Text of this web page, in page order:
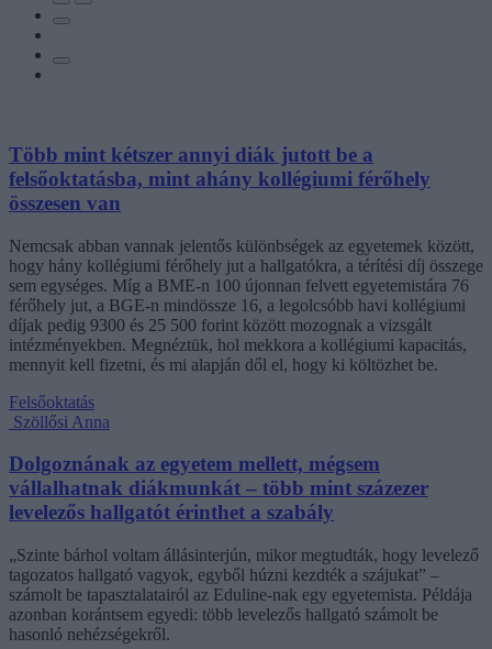
Több mint kétszer annyi diák jutott be a
felsőoktatásba, mint ahány kollégiumi férőhely
összesen van
Nemcsak abban vannak jelentős különbségek az egyetemek között,
hogy hány kollégiumi férőhely jut a hallgatókra, a térítési díj összege
sem egységes. Míg a BME-n 100 újonnan felvett egyetemistára 76
férőhely jut, a BGE-n mindössze 16, a legolcsóbb havi kollégiumi
díjak pedig 9300 és 25 500 forint között mozognak a vizsgált
intézményekben. Megnéztük, hol mekkora a kollégiumi kapacitás,
mennyit kell fizetni, és mi alapján dől el, hogy ki költözhet be.
Felsőoktatás
Szöllősi Anna
Dolgoznának az egyetem mellett, mégsem
vállalhatnak diákmunkát – több mint százezer
levelezős hallgatót érinthet a szabály
„Szinte bárhol voltam állásinterjún, mikor megtudták, hogy levelező
tagozatos hallgató vagyok, egyből húzni kezdték a szájukat” –
számolt be tapasztalatairól az Eduline-nak egy egyetemista. Példája
azonban korántsem egyedi: több levelezős hallgató számolt be
hasonló nehézségekről.